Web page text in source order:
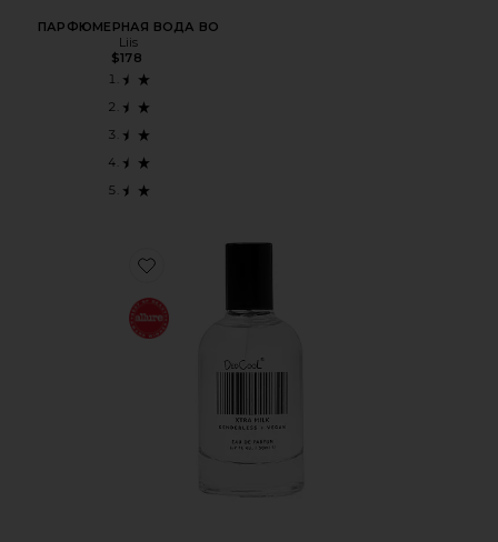
ПАРФЮМЕРНАЯ ВОДА BO
Liis
$178
Favorite ПАРФУМ XTRA MILK FRAGRANCE